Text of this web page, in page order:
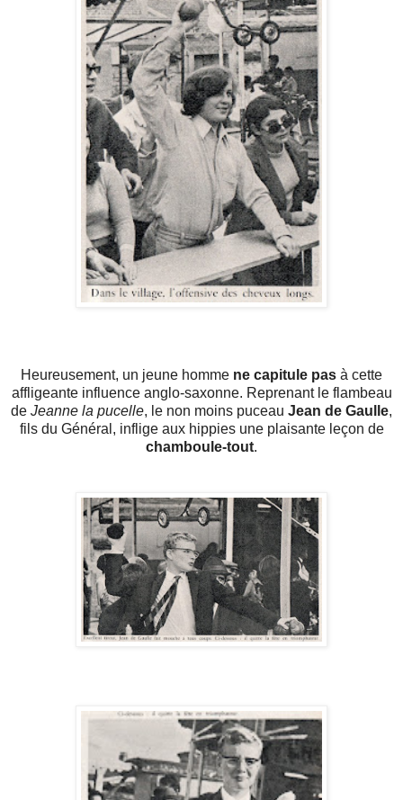
Heureusement, un jeune homme ne capitule pas à cette
affligeante influence anglo-saxonne. Reprenant le flambeau
de Jeanne la pucelle, le non moins puceau Jean de Gaulle,
fils du Général, inflige aux hippies une plaisante leçon de
chamboule-tout.